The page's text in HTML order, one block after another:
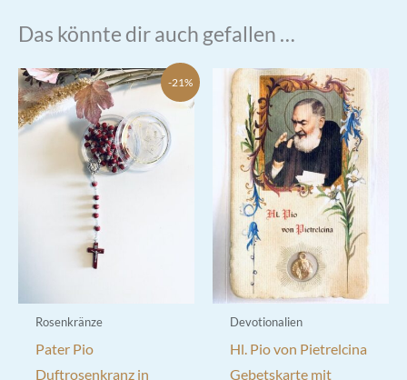
Das könnte dir auch gefallen …
-21%
Rosenkränze
Pater Pio
Duftrosenkranz in
Devotionalien
Hl. Pio von Pietrelcina
Gebetskarte mit